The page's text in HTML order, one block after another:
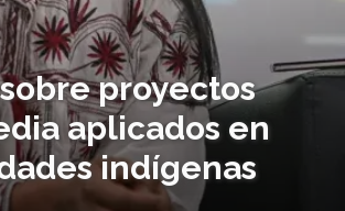
proyectos
aplicados en
indígenas